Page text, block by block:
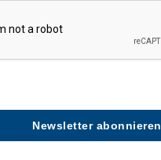
Newsletter abonnieren